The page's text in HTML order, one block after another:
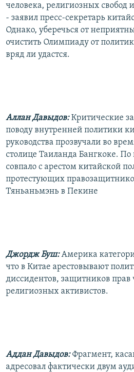
человека, религиозных свобод
- заявил пресс-секретарь
Однако, уберечься от
очистить Олимпиаду от
вряд ли удастся.
Аллан Давыдов:Критические
поводу внутренней политики
руководства прозвучали во
столице Таиланда Бангкоке. По
совпало с арестом китайской
протестующих
Тяньаньмэнь в Пекине
Джордж Буш:Америка
что в Китае арестовывают
диссидентов, защитников прав
религиозных активистов.
Аддан Давыдов:Фрагмент,
адресовал фактически двум